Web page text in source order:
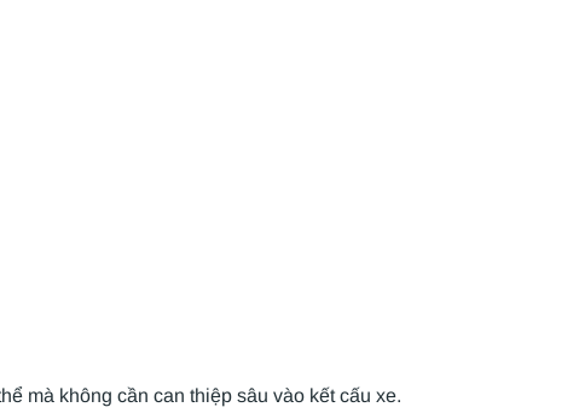
mà không cần can thiệp sâu vào kết cấu xe.